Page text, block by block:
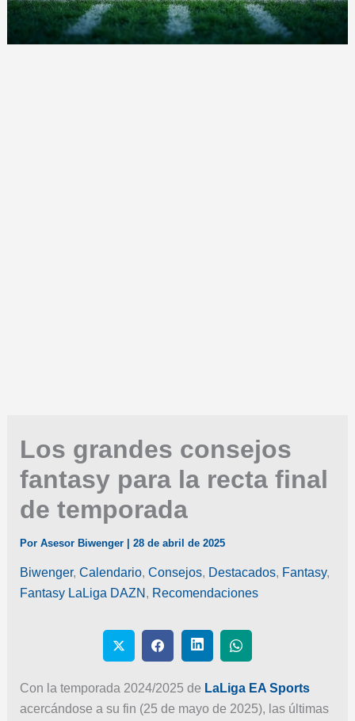
Los grandes consejos
fantasy para la recta final
de temporada
Por Asesor Biwenger 28 de abril de 2025
Biwenger, Calendario, Consejos, Destacados, Fantasy,
Fantasy LaLiga DAZN , Recomendaciones
Con la temporada 2024/2025 de LaLiga EA Sports
acercándose a su fin (25 de mayo de 2025), las últimas